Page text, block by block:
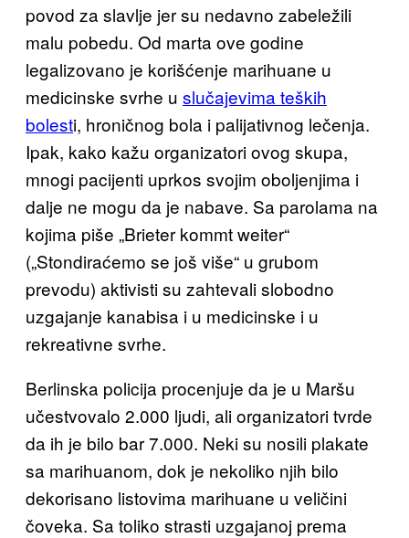
povod za slavlje jer su nedavno zabeležili
malu pobedu. Od marta ove godine
legalizovano je korišćenje marihuane u
medicinske svrhe u slučajevima teških
bolesti, hroničnog bola i palijativnog lečenja.
Ipak, kako kažu organizatori ovog skupa,
mnogi pacijenti uprkos svojim oboljenjima i
dalje ne mogu da je nabave. Sa parolama na
kojima piše „Brieter kommt weiter“
(„Stondiraćemo se još više“ u grubom
prevodu) aktivisti su zahtevali slobodno
uzgajanje kanabisa i u medicinske i u
rekreativne svrhe.
Berlinska policija procenjuje da je u Maršu
učestvovalo 2.000 ljudi, ali organizatori tvrde
da ih je bilo bar 7.000. Neki su nosili plakate
sa marihuanom, dok je nekoliko njih bilo
dekorisano listovima marihuane u veličini
čoveka. Sa toliko strasti uzgajanoj prema